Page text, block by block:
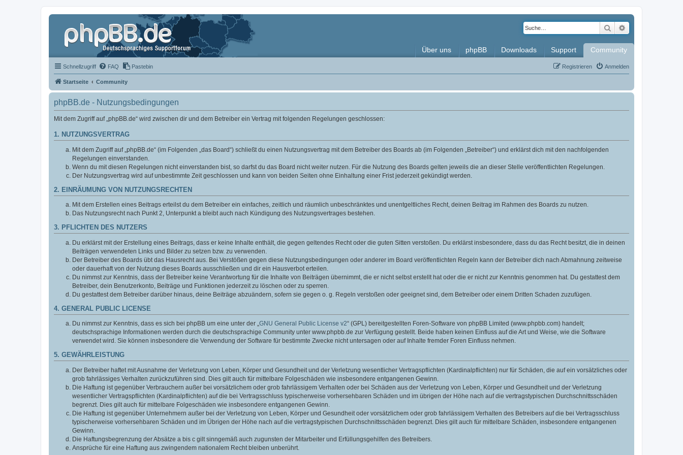
Suche
Über uns phpBB Downloads Support Community
Schnellzugriff FAQ Pastebin Anmelden
Registrieren
Startseite Community
phpBB.de - Nutzungsbedingungen
Mit dem Zugriff auf „phpBB.de“ wird zwischen dir und dem Betreiber ein Vertrag mit folgenden Regelungen geschlossen:
1. NUTZUNGSVERTRAG
Mit dem Zugriff auf „phpBB.de“ (im Folgenden „das Board“) schließt du einen Nutzungsvertrag mit dem Betreiber des Boards ab (im Folgenden „Betreiber“) und erklärst dich mit den nachfolgenden
Regelungen einverstanden.
Wenn du mit diesen Regelungen nicht einverstanden bist, so darfst du das Board nicht weiter nutzen. Für die Nutzung des Boards gelten jeweils die an dieser Stelle veröffentlichten Regelungen.
Der Nutzungsvertrag wird auf unbestimmte Zeit geschlossen und kann von beiden Seiten ohne Einhaltung einer Frist jederzeit gekündigt werden.
2. EINRÄUMUNG VON NUTZUNGSRECHTEN
Mit dem Erstellen eines Beitrags erteilst du dem Betreiber ein einfaches, zeitlich und räumlich unbeschränktes und unentgeltliches Recht, deinen Beitrag im Rahmen des Boards zu nutzen.
Das Nutzungsrecht nach Punkt 2, Unterpunkt a bleibt auch nach Kündigung des Nutzungsvertrages bestehen.
3. PFLICHTEN DES NUTZERS
Du erklärst mit der Erstellung eines Beitrags, dass er keine Inhalte enthält, die gegen geltendes Recht oder die guten Sitten verstoßen. Du erklärst insbesondere, dass du das Recht besitzt, die in deinen
Beiträgen verwendeten Links und Bilder zu setzen bzw. zu verwenden.
Der Betreiber des Boards übt das Hausrecht aus. Bei Verstößen gegen diese Nutzungsbedingungen oder anderer im Board veröffentlichten Regeln kann der Betreiber dich nach Abmahnung zeitweise
oder dauerhaft von der Nutzung dieses Boards ausschließen und dir ein Hausverbot erteilen.
Du nimmst zur Kenntnis, dass der Betreiber keine Verantwortung für die Inhalte von Beiträgen übernimmt, die er nicht selbst erstellt hat oder die er nicht zur Kenntnis genommen hat. Du gestattest dem
Betreiber, dein Benutzerkonto, Beiträge und Funktionen jederzeit zu löschen oder zu sperren.
Du gestattest dem Betreiber darüber hinaus, deine Beiträge abzuändern, sofern sie gegen o. g. Regeln verstoßen oder geeignet sind, dem Betreiber oder einem Dritten Schaden zuzufügen.
4. GENERAL PUBLIC LICENSE
Du nimmst zur Kenntnis, dass es sich bei phpBB um eine unter der „GNU General Public License v2“ (GPL) bereitgestellten Foren-Software von phpBB Limited (www.phpbb.com) handelt;
deutschsprachige Informationen werden durch die deutschsprachige Community unter www.phpbb.de zur Verfügung gestellt. Beide haben keinen Einfluss auf die Art und Weise, wie die Software
verwendet wird. Sie können insbesondere die Verwendung der Software für bestimmte Zwecke nicht untersagen oder auf Inhalte fremder Foren Einfluss nehmen.
5. GEWÄHRLEISTUNG
Der Betreiber haftet mit Ausnahme der Verletzung von Leben, Körper und Gesundheit und der Verletzung wesentlicher Vertragspflichten (Kardinalpflichten) nur für Schäden, die auf ein vorsätzliches oder
grob fahrlässiges Verhalten zurückzuführen sind. Dies gilt auch für mittelbare Folgeschäden wie insbesondere entgangenen Gewinn.
Die Haftung ist gegenüber Verbrauchern außer bei vorsätzlichem oder grob fahrlässigem Verhalten oder bei Schäden aus der Verletzung von Leben, Körper und Gesundheit und der Verletzung
wesentlicher Vertragspflichten (Kardinalpflichten) auf die bei Vertragsschluss typischerweise vorhersehbaren Schäden und im übrigen der Höhe nach auf die vertragstypischen Durchschnittsschäden
begrenzt. Dies gilt auch für mittelbare Folgeschäden wie insbesondere entgangenen Gewinn.
Die Haftung ist gegenüber Unternehmern außer bei der Verletzung von Leben, Körper und Gesundheit oder vorsätzlichem oder grob fahrlässigem Verhalten des Betreibers auf die bei Vertragsschluss
typischerweise vorhersehbaren Schäden und im Übrigen der Höhe nach auf die vertragstypischen Durchschnittsschäden begrenzt. Dies gilt auch für mittelbare Schäden, insbesondere entgangenen
Gewinn.
Die Haftungsbegrenzung der Absätze a bis c gilt sinngemäß auch zugunsten der Mitarbeiter und Erfüllungsgehilfen des Betreibers.
Ansprüche für eine Haftung aus zwingendem nationalem Recht bleiben unberührt.